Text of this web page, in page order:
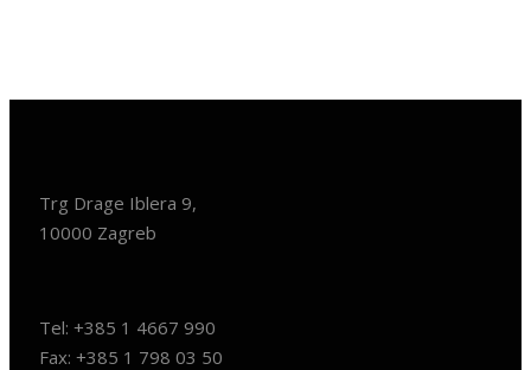
Trg Drage Iblera 9,
10000 Zagreb
Tel: +385 1 4667 990
Fax: +385 1 798 03 50